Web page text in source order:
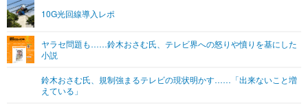
ショッピング その他
ライフTOP
リリース一覧
プッシュ通知の停止方法
10G光回線導入レポ
ヤラセ問題も……鈴木おさむ氏、テレビ界への怒りや憤りを基にした
小説
鈴木おさむ氏、規制強まるテレビの現状明かす……「出来ないこと増
えている」